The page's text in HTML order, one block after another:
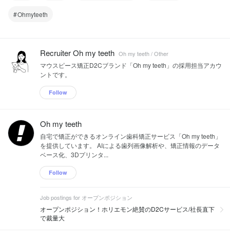
Ohmyteeth
Recruiter Oh my teeth Oh my teeth / Other
マウスピース矯正D2Cブランド「Oh my teeth」の採用担当アカウ
ントです。
Follow
Oh my teeth
自宅で矯正ができるオンライン歯科矯正サービス「Oh my teeth」
を提供しています。 AIによる歯列画像解析や、矯正情報のデータ
ベース化、3Dプリンタ...
Follow
Job postings for オープンポジション
オープンポジション！ホリエモン絶賛のD2Cサービス/社長直下
で裁量大